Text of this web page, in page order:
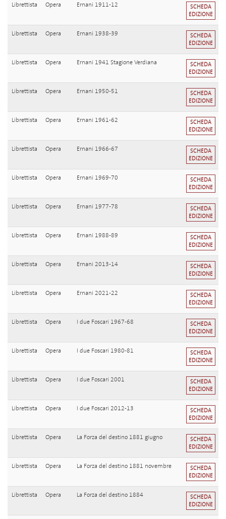
Librettista Opera Ernani 1911-12
SCHEDA
EDIZIONE
Librettista Opera Ernani 1938-39
SCHEDA
EDIZIONE
Librettista Opera Ernani 1941 Stagione Verdiana
SCHEDA
EDIZIONE
Librettista Opera Ernani 1950-51
SCHEDA
EDIZIONE
Librettista Opera Ernani 1961-62
SCHEDA
EDIZIONE
Librettista Opera Ernani 1966-67
SCHEDA
EDIZIONE
Librettista Opera Ernani 1969-70
SCHEDA
EDIZIONE
Librettista Opera Ernani 1977-78
SCHEDA
EDIZIONE
Librettista Opera Ernani 1988-89
SCHEDA
EDIZIONE
Librettista Opera Ernani 2013-14
SCHEDA
EDIZIONE
Librettista Opera Ernani 2021-22
SCHEDA
EDIZIONE
Librettista Opera I due Foscari 1967-68
SCHEDA
EDIZIONE
Librettista Opera I due Foscari 1980-81
SCHEDA
EDIZIONE
Librettista Opera I due Foscari 2001
SCHEDA
EDIZIONE
Librettista Opera I due Foscari 2012-13
SCHEDA
EDIZIONE
Librettista Opera La Forza del destino 1881 giugno
SCHEDA
EDIZIONE
Librettista Opera La Forza del destino 1881 novembre
SCHEDA
EDIZIONE
Librettista Opera La Forza del destino 1884
SCHEDA
EDIZIONE